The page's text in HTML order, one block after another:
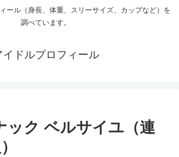
ール（身長、体重、スリーサイズ、カップなど）を
調べています。
イドルプロフィール
ック ベルサイユ（連